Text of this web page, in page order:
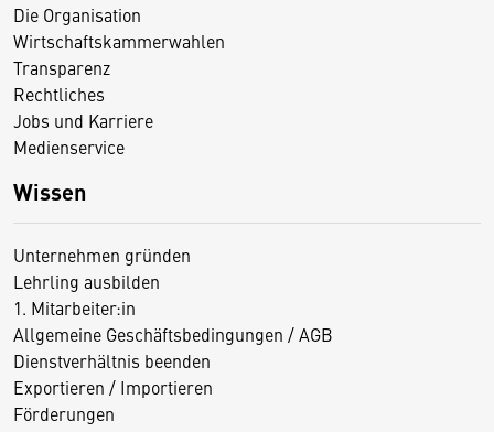
Die Organisation
Wirtschaftskammerwahlen
Transparenz
Rechtliches
Jobs und Karriere
Medienservice
Wissen
Unternehmen gründen
Lehrling ausbilden
1. Mitarbeiter:in
Allgemeine Geschäftsbedingungen / AGB
Dienstverhältnis beenden
Exportieren / Importieren
Förderungen